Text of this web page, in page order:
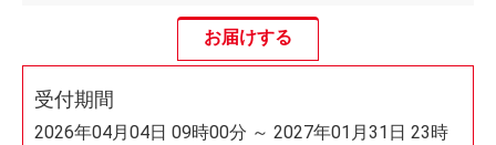
お届けする
受付期間
2026年04月04日 09時00分 ～ 2027年01月31日 23時